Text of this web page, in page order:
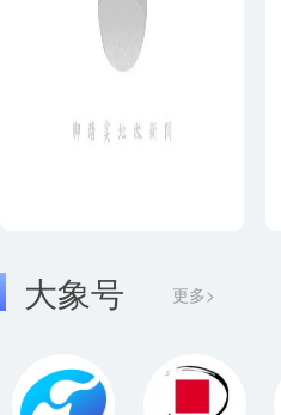
大象号 更多>